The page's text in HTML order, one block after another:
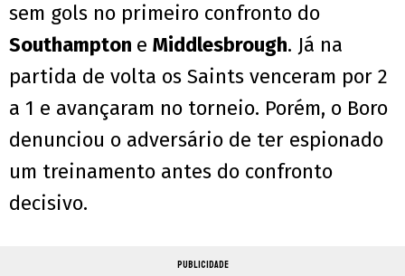
sem gols no primeiro confronto do
Southampton e Middlesbrough. Já na
partida de volta os Saints venceram por 2
a 1 e avançaram no torneio. Porém, o Boro
denunciou o adversário de ter espionado
um treinamento antes do confronto
decisivo.
PUBLICIDADE